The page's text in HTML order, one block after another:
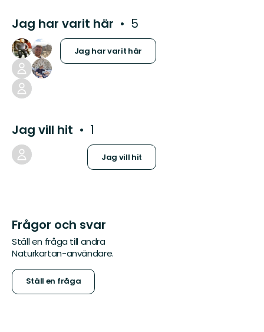
Jag har varit här 5
Jag har varit här
Jag vill hit 1
Jag vill hit
Frågor och svar
Ställ en fråga till andra
Naturkartan-användare.
Ställ en fråga